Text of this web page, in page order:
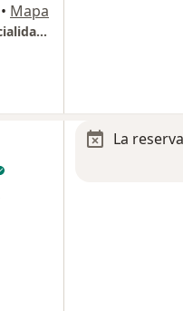
• Mapa
Hospital Ángeles Valle Oriente, Torre de especialidades piso 16 Consultorio 1603 (CanSurgE)
La